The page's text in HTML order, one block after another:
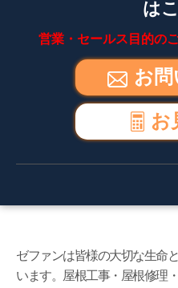
は
営業・セールス目的の
お
お
ゼファンは皆様の大切な生命
います。屋根工事・屋根修理